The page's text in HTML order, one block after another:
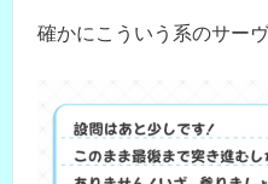
確かにこういう系のサー